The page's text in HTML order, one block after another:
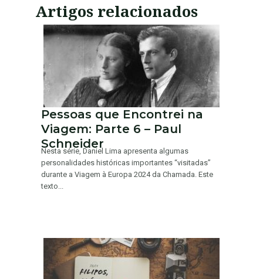
Artigos relacionados
Pessoas que Encontrei na
Viagem: Parte 6 – Paul
Schneider
Nesta série, Daniel Lima apresenta algumas
personalidades históricas importantes “visitadas”
durante a Viagem à Europa 2024 da Chamada. Este
texto...